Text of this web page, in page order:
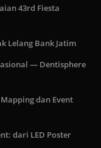
43rd Fiesta
Lelang Bank Jatim
— Dentisphere
dan Event
dari LED Poster